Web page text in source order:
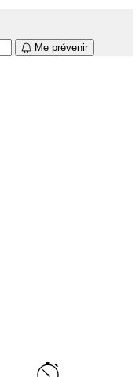
Me prévenir